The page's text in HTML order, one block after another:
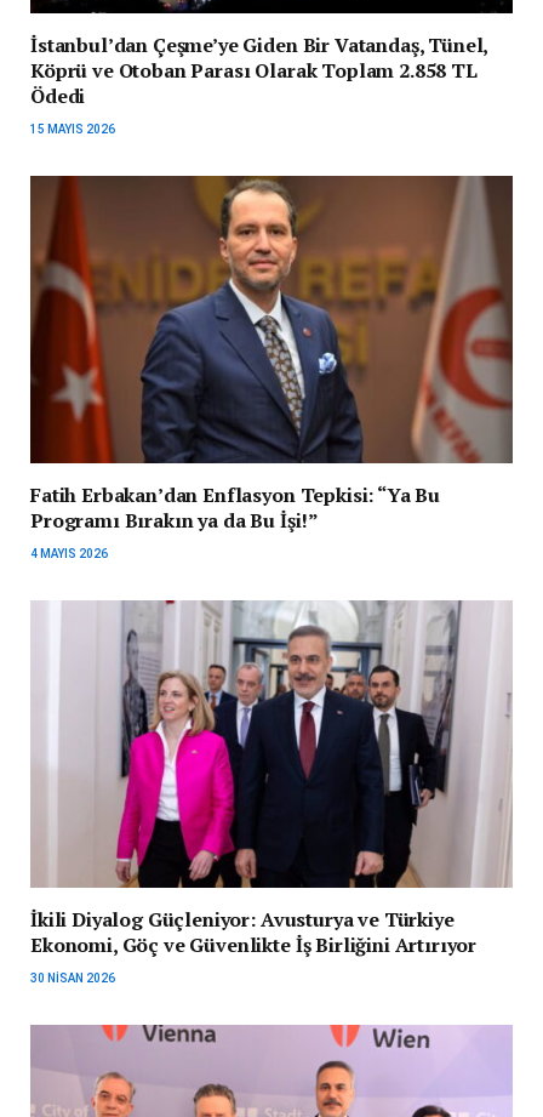
İstanbul’dan Çeşme’ye Giden Bir Vatandaş, Tünel,
Köprü ve Otoban Parası Olarak Toplam 2.858 TL
Ödedi
15 MAYIS 2026
Fatih Erbakan’dan Enflasyon Tepkisi: “Ya Bu
Programı Bırakın ya da Bu İşi!”
4 MAYIS 2026
İkili Diyalog Güçleniyor: Avusturya ve Türkiye
Ekonomi, Göç ve Güvenlikte İş Birliğini Artırıyor
30 NISAN 2026